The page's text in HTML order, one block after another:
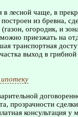
в лесной чаще, в
из бревна,
огородик, и
приезжать на
транспортная
выход в
прозрачности
консультация